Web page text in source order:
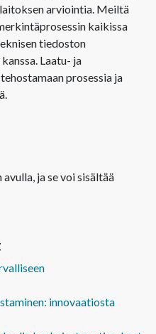
arviointia. Meiltä
kaikissa
tiedoston
Laatu- ja
prosessia ja
ja se voi sisältää
innovaatiosta